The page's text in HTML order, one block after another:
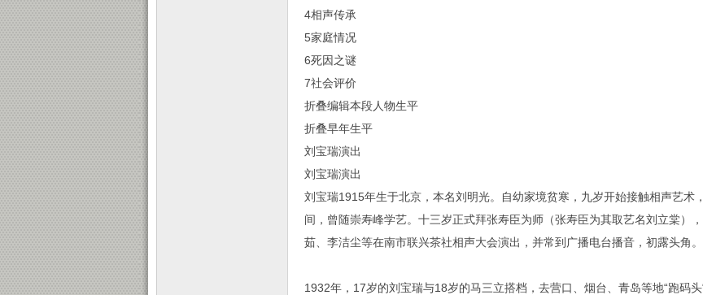
4相声传承
5家庭情况
6死因之谜
7社会评价
折叠编辑本段人物生平
折叠早年生平
刘宝瑞演出
刘宝瑞演出
刘宝瑞1915年生于北京，本名刘明光。自幼家境贫寒，九岁开始接触相声艺术
间，曾随崇寿峰学艺。十三岁正式拜张寿臣为师（张寿臣为其取艺名刘立棠）
茹、李洁尘等在南市联兴茶社相声大会演出，并常到广播电台播音，初露头角
1932年，17岁的刘宝瑞与18岁的马三立搭档，去营口、烟台、青岛等地“跑码